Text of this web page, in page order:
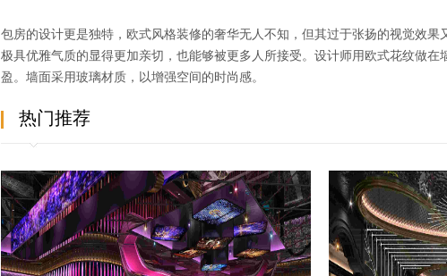
包房的设计更是独特，欧式风格装修的奢华无人不知，但其过于张扬的视觉效
极具优雅气质的显得更加亲切，也能够被更多人所接受。设计师用欧式花纹做
盈。墙面采用玻璃材质，以增强空间的时尚感。
热门推荐